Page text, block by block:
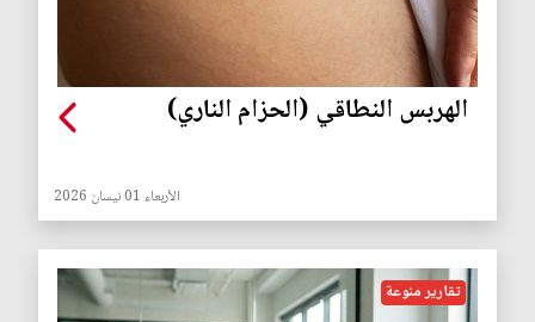
الهربس النطاقي (الحزام الناري)
الأربعاء 01 نيسان 2026
تقارير منوعة